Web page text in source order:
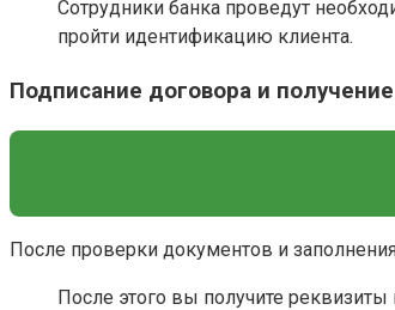
Сотрудники банка проведут
пройти идентификацию клиента.
Подписание договора и
После проверки документов и
После этого вы получите